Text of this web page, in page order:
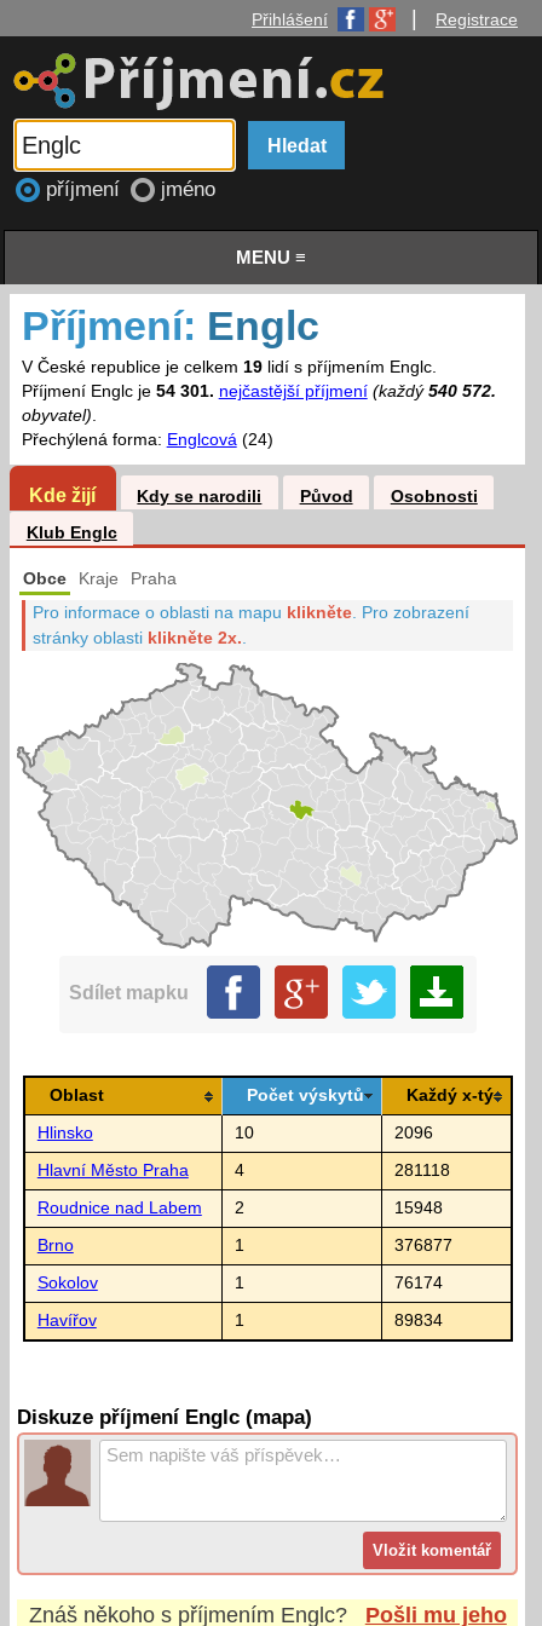
Přihlášení Registrace
příjmení jméno
MENU ≡
Příjmení: Englc
V České republice je celkem 19lidí s příjmením Englc.
Příjmení Englc je 54 301. nejčastější příjmení (každý 540 572.
obyvatel).
Přechýlená forma: Englcová(24)
Kde žijí Kdy se narodili Původ
Osobnosti
Klub Englc
Obce Kraje Praha
Pro informace o oblasti na mapu klikněte Pro zobrazení
stránky oblasti klikněte 2x.
Sdílet mapku
Oblast Počet výskytů Každý x-tý
Hlinsko 10 2096
Hlavní Město Praha 4 281118
Roudnice nad Labem 2 15948
Brno 1 376877
Sokolov 1 76174
Havířov 1 89834
Diskuze příjmení Englc (mapa)
Znáš někoho s příjmením Englc?
Pošli mu jeho